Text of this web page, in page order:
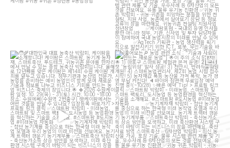
대한민국 대표 농축산 박람회, 케이팜을 소
개합니다!
케이팜은 ...
23 10
[훑어보는
농업 관련 소식 : "기술과 사람이
만드는 새로운 농업"]
...
13 5